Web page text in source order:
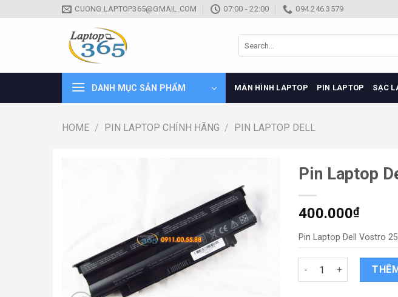
to
CUONG.LAPTOP365@GMAIL.COM 07:00 - 22:00 094.246.3579
DANH MỤC SẢN PHẨM MÀN HÌNH LAPTOP PIN LAPTOP SẠC
HOME / PIN LAPTOP CHÍNH HÃNG / PIN LAPTOP DELL
Pin Laptop
400.000₫
Pin Laptop Dell Vostro
Pin Laptop Dell Vostro